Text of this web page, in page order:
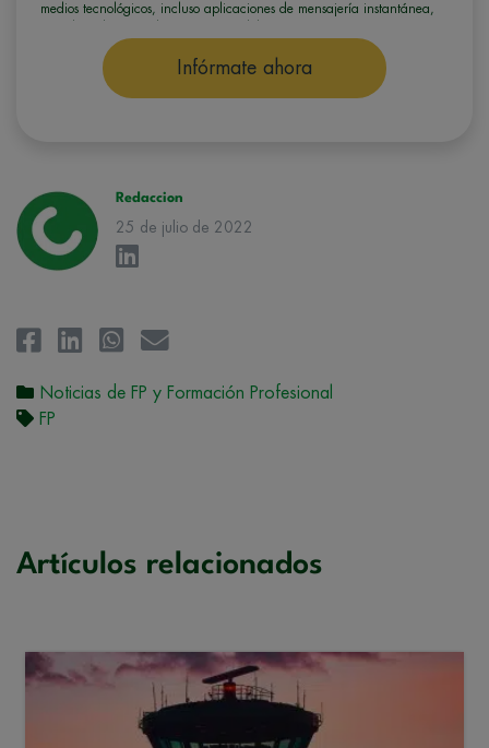
medios tecnológicos, incluso aplicaciones de mensajería instantánea,
seleccionado o de otros directamente relacionados con el interés
manifestado y, en su caso, para tramitar la contratación
correspondiente. Compartiremos su solicitud con las empresas que
Grupo Northius, con el objeto de que estas puedan
Infórmate ahora
Redaccion
25 de julio de 2022
Noticias de FP y Formación Profesional
FP
Artículos relacionados